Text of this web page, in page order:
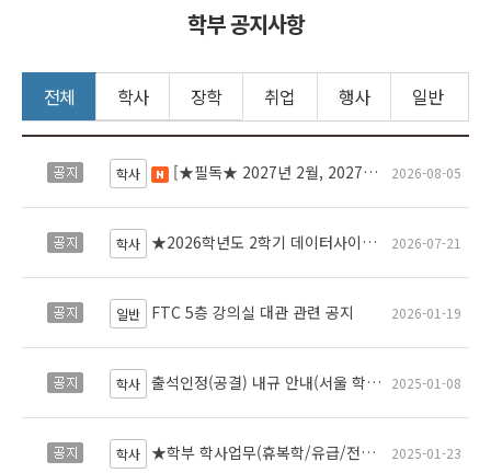
학부 공지사항
전체 학사 장학 취업 행사 일반
공지 학사 새 글[★필독★ 2027년 2월, 2027년 8월 졸업예정자 대상 졸업프로젝트 필수사항] <인공지능프로젝트2> 교과목 수강신청 및 주요일정 안내 [★Must Read★ Graduation Project Requirements for Students Expected to Graduating in Feb 2026,Aug 2027]<Artificial Intelligence Project2> Guiding of the registration and schedule 2026-08-05
공지 학사 ★2026학년도 2학기 데이터사이언스학부 수강신청 안내★Course Registration Guide for the Fall 2026 Semester – School of Data Science★ 2026-07-21
공지 일반 FTC 5층 강의실 대관 관련 공지 2026-01-19
공지 학사 출석인정(공결) 내규 안내(서울 학부) Guidelines for Excused Absence (Undergraduate, Seoul Campus) 2025-01-08
공지 학사 ★학부 학사업무(휴복학/유급/전과/다중부복수마이크로전공/재입학/자퇴/제적/조기졸업/졸업사정) 담당부서 안내★ Notice on Changes to the Responsible Office for Undergraduate Academic Affairs 2025-01-23